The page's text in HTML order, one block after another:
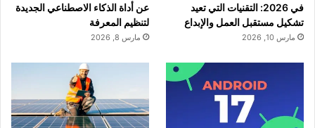
في 2026: التقنيات التي تعيد
تشكيل مستقبل العمل والإبداع
مارس 10, 2026
عن أداة الذكاء الاصطناعي الجديدة
لتنظيم المعرفة
مارس 8, 2026